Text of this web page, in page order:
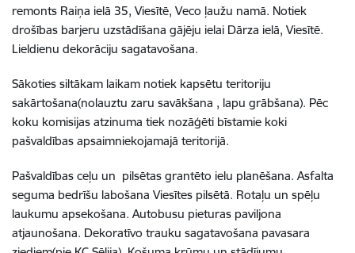
remonts Raiņa ielā 35, Viesītē, Veco ļaužu namā. Notiek
drošības barjeru uzstādīšana gājēju ielai Dārza ielā, Viesītē.
Lieldienu dekorāciju sagatavošana.
Sākoties siltākam laikam notiek kapsētu teritoriju
sakārtošana(nolauztu zaru savākšana , lapu grābšana). Pēc
koku komisijas atzinuma tiek nozāģēti bīstamie koki
pašvaldības apsaimniekojamajā teritorijā.
Pašvaldības ceļu un pilsētas grantēto ielu planēšana. Asfalta
seguma bedrīšu labošana Viesītes pilsētā. Rotaļu un spēļu
laukumu apsekošana. Autobusu pieturas paviljona
atjaunošana. Dekoratīvo trauku sagatavošana pavasara